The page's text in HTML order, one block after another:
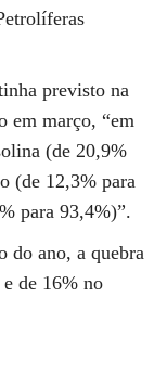
previsto na
em março, “em
(de 20,9%
(de 12,3% para
para 93,4%)”.
do ano, a quebra
de 16% no